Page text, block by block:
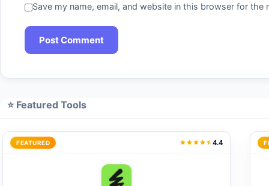
Save my name, email, and website in this browser for the
⭐ Featured Tools
FEATURED 4.4